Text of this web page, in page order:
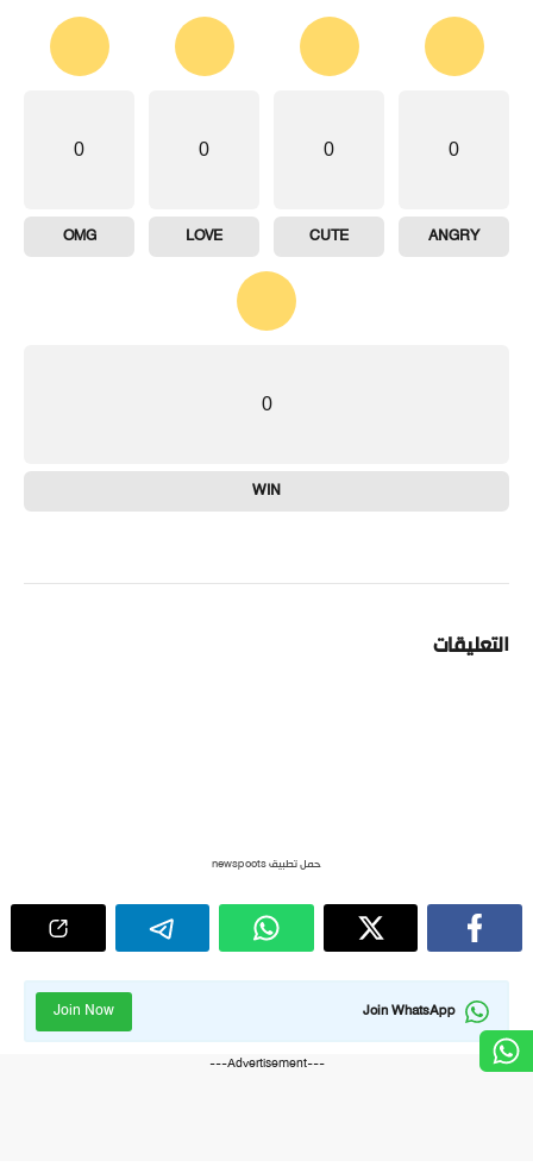
0
ANGRY
0
CUTE
0
LOVE
0
OMG
0
WIN
التعليقات
حمل تطبيق newspoots
Join WhatsApp
Join Now
---Advertisement---